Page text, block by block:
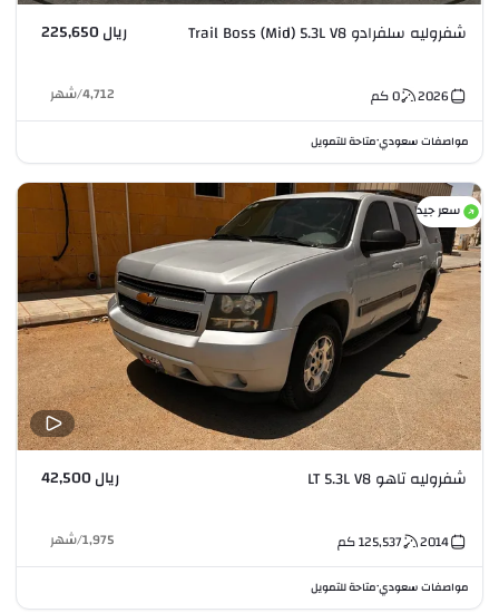
شفروليه سلفرادو Trail Boss (Mid) 5.3L V8 ريال 225,650
2026
0كم 4,712
/شهر
مواصفات سعودي•متاحة للتمويل
سعر جيد
شفروليه تاهو LT 5.3L V8 ريال 42,500
2014
125,537كم 1,975
/شهر
مواصفات سعودي•متاحة للتمويل